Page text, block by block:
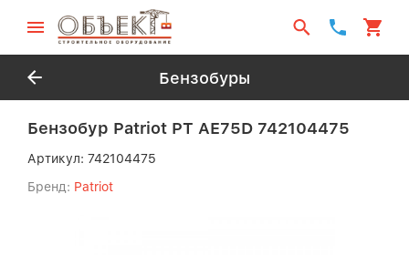
Бензобуры
Бензобур Patriot PT AE75D 742104475
Артикул: 742104475
Бренд: Patriot